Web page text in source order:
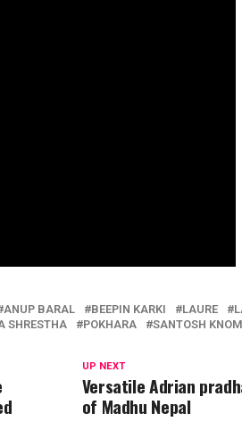
ANUP BARAL BEEPIN KARKI LAURE
SHRESTHA POKHARA SANTOSH
UP NEXT
Versatile Adrian
of Madhu Nepal